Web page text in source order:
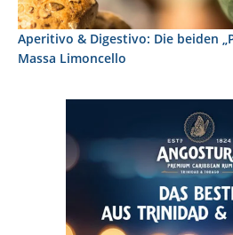
Aperitivo & Digestivo: Die beiden
Massa Limoncello